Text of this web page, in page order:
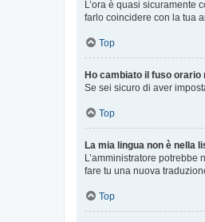
L’ora è quasi sicuramente
farlo coincidere con la tua
Top
Ho cambiato il fuso orario
Se sei sicuro di aver
Top
La mia lingua non è nella
L’amministratore
fare tu una nuova
Top